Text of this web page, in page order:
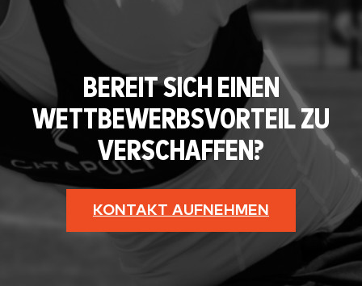
BEREIT SICH EINEN
WETTBEWERBSVORTEIL ZU
VERSCHAFFEN?
KONTAKT AUFNEHMEN